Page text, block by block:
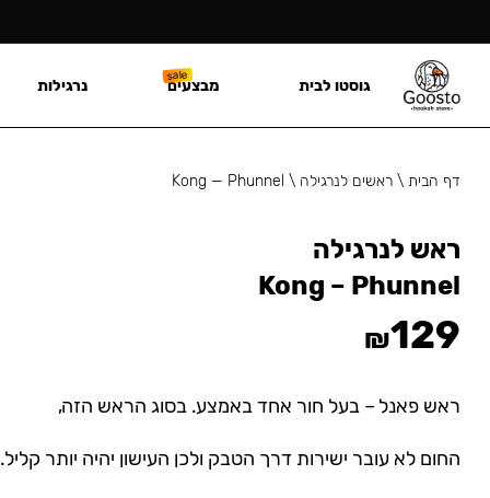
דף הבית\ ראשים לנרגילה \
Kong — Phunnel
ראש לנרגילה
Kong – Phunnel
₪129
ראש פאנל – בעל חור אחד באמצע. בסוג הראש הזה,
החום לא עובר ישירות דרך הטבק ולכן העישון יהיה יותר קליל.
גוסטו לבית מבצעים נרגילות